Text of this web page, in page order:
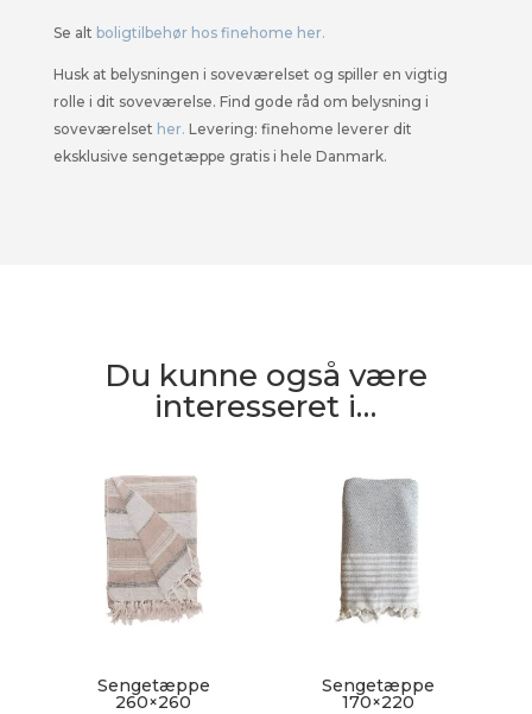
Se alt boligtilbehør hos finehome her.
Husk at belysningen i soveværelset og spiller en vigtig
rolle i dit soveværelse. Find gode råd om belysning i
soveværelset her. Levering: finehome leverer dit
eksklusive sengetæppe gratis i hele Danmark.
Du kunne også være
interesseret i…
Sengetæppe
260×260
Sengetæppe
170×220